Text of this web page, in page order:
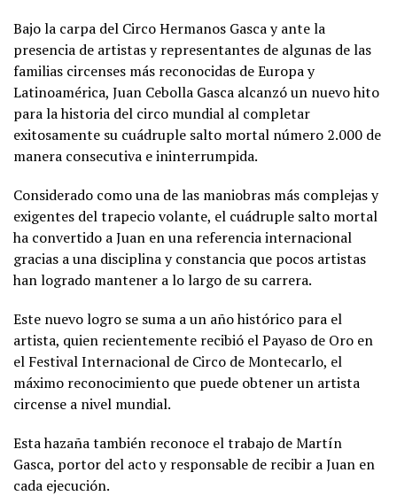
Bajo la carpa del Circo Hermanos Gasca y ante la
presencia de artistas y representantes de algunas de las
familias circenses más reconocidas de Europa y
Latinoamérica, Juan Cebolla Gasca alcanzó un nuevo hito
para la historia del circo mundial al completar
exitosamente su cuádruple salto mortal número 2.000 de
manera consecutiva e ininterrumpida.
Considerado como una de las maniobras más complejas y
exigentes del trapecio volante, el cuádruple salto mortal
ha convertido a Juan en una referencia internacional
gracias a una disciplina y constancia que pocos artistas
han logrado mantener a lo largo de su carrera.
Este nuevo logro se suma a un año histórico para el
artista, quien recientemente recibió el Payaso de Oro en
el Festival Internacional de Circo de Montecarlo, el
máximo reconocimiento que puede obtener un artista
circense a nivel mundial.
Esta hazaña también reconoce el trabajo de Martín
Gasca, portor del acto y responsable de recibir a Juan en
cada ejecución.